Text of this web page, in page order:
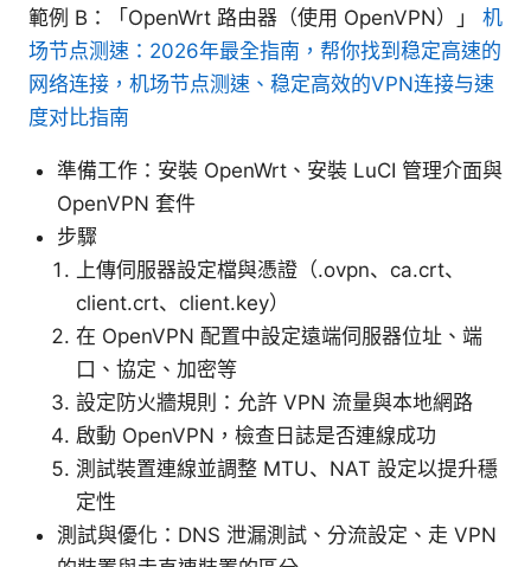
範例 B：「OpenWrt 路由器（使用 OpenVPN）」 机
场节点测速：2026年最全指南，帮你找到稳定高速的
网络连接，机场节点测速、稳定高效的VPN连接与速
度对比指南
準備工作：安裝 OpenWrt、安裝 LuCI 管理介面與
OpenVPN 套件
步驟
上傳伺服器設定檔與憑證（.ovpn、ca.crt、
client.crt、client.key）
在 OpenVPN 配置中設定遠端伺服器位址、端
口、協定、加密等
設定防火牆規則：允許 VPN 流量與本地網路
啟動 OpenVPN，檢查日誌是否連線成功
測試裝置連線並調整 MTU、NAT 設定以提升穩
定性
測試與優化：DNS 泄漏測試、分流設定、走 VPN